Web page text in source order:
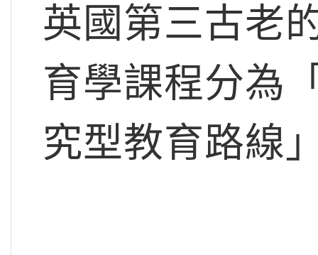
英國第三古老
育學課程分為
究型教育路線